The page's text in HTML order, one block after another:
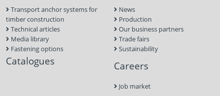
Transport anchor systems for
timber construction
Technical articles
Media library
Fastening options
Catalogues
News
Production
Our business partners
Trade fairs
Sustainability
Careers
Job market